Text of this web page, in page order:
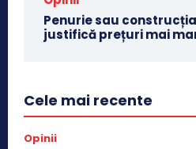
Penurie sau
justifică prețuri mai
Cele mai recente
Opinii